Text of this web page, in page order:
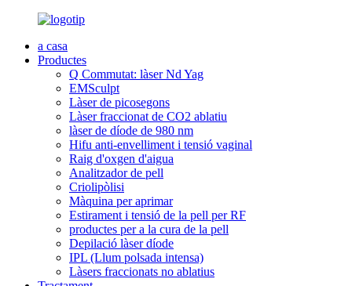
a casa
Productes
Q Commutat: làser Nd Yag
EMSculpt
Làser de picosegons
Làser fraccionat de CO2 ablatiu
làser de díode de 980 nm
Hifu anti-envelliment i tensió vaginal
Raig d'oxgen d'aigua
Analitzador de pell
Criolipòlisi
Màquina per aprimar
Estirament i tensió de la pell per RF
productes per a la cura de la pell
Depilació làser díode
IPL (Llum polsada intensa)
Làsers fraccionats no ablatius